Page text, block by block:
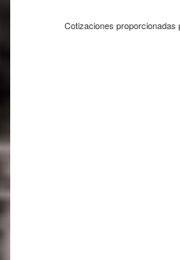
Cotizaciones proporcionadas